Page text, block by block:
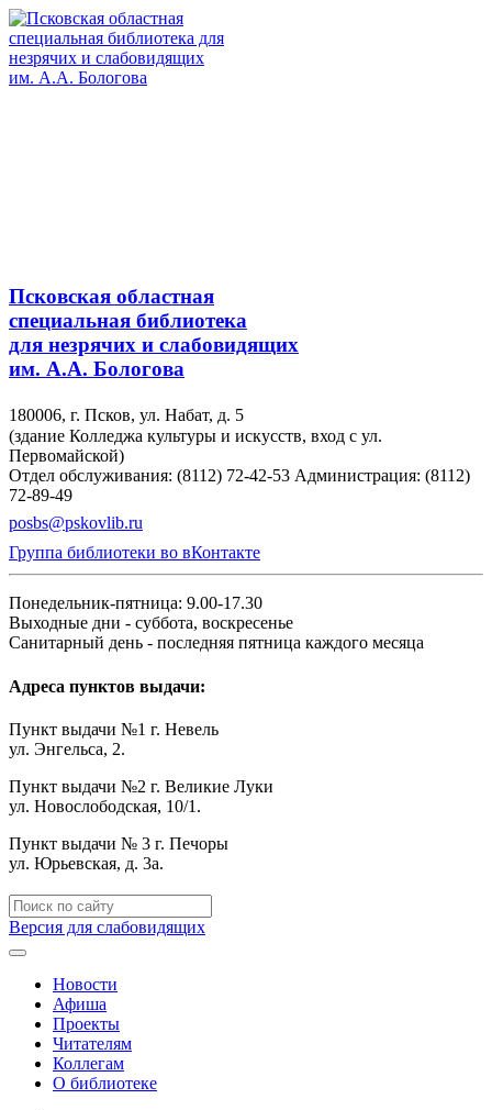
Псковская областная
специальная библиотека
для незрячих и слабовидящих
им. А.А. Бологова
180006, г. Псков, ул. Набат, д. 5
(здание Колледжа культуры и искусств, вход с ул.
Первомайской)
Отдел обслуживания: (8112) 72-42-53 Администрация: (8112)
72-89-49
posbs@pskovlib.ru
Группа библиотеки во вКонтакте
Понедельник-пятница: 9.00-17.30
Выходные дни - суббота, воскресенье
Санитарный день - последняя пятница каждого месяца
Адреса пунктов выдачи:
Пункт выдачи №1 г. Невель
ул. Энгельса, 2.
Пункт выдачи №2 г. Великие Луки
ул. Новослободская, 10/1.
Пункт выдачи № 3 г. Печоры
ул. Юрьевская, д. 3а.
Версия для слабовидящих
Новости
Афиша
Проекты
Читателям
Коллегам
О библиотеке